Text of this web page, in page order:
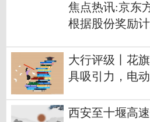
焦点热讯:京东
根据股份奖励
大行评级丨花
具吸引力，电
西安至十堰高